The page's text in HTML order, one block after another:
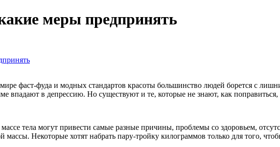
меры предпринять
фаст-фуда и модных стандартов красоты большинство людей борется с
впадают в депрессию. Но существуют и те, которые не знают, как
тела могут привести самые разные причины, проблемы со здоровьем,
Некоторые хотят набрать пару-тройку килограммов только для того,